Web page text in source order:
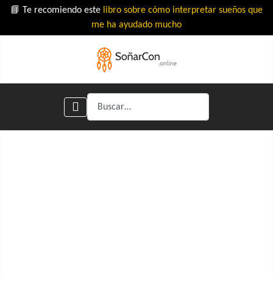
📘 Te recomiendo este libro sobre cómo interpretar sueños que
me ha ayudado mucho
Buscar